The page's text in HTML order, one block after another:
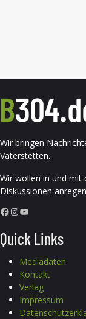
Wir bringen
Vaterstetten.
Wir wollen in und mit
Diskussionen
Facebook InstagramYouTube
Quick Links
Mediadaten
Kontakt
Verlag
Impressum